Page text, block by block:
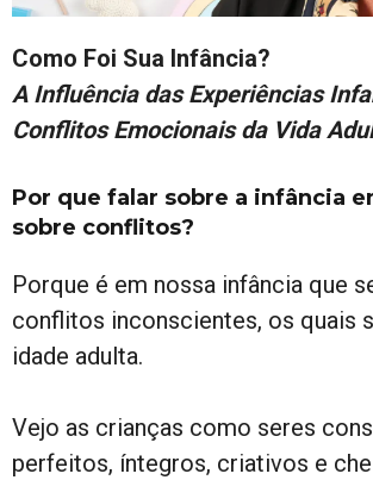
Como Foi Sua Infância?
A Influência das Experiências
Conflitos Emocionais da Vida
Por que falar sobre a infância
sobre conflitos?
Porque é em nossa infância que
conflitos inconscientes, os quais
idade adulta.
Vejo as crianças como seres
perfeitos, íntegros, criativos e